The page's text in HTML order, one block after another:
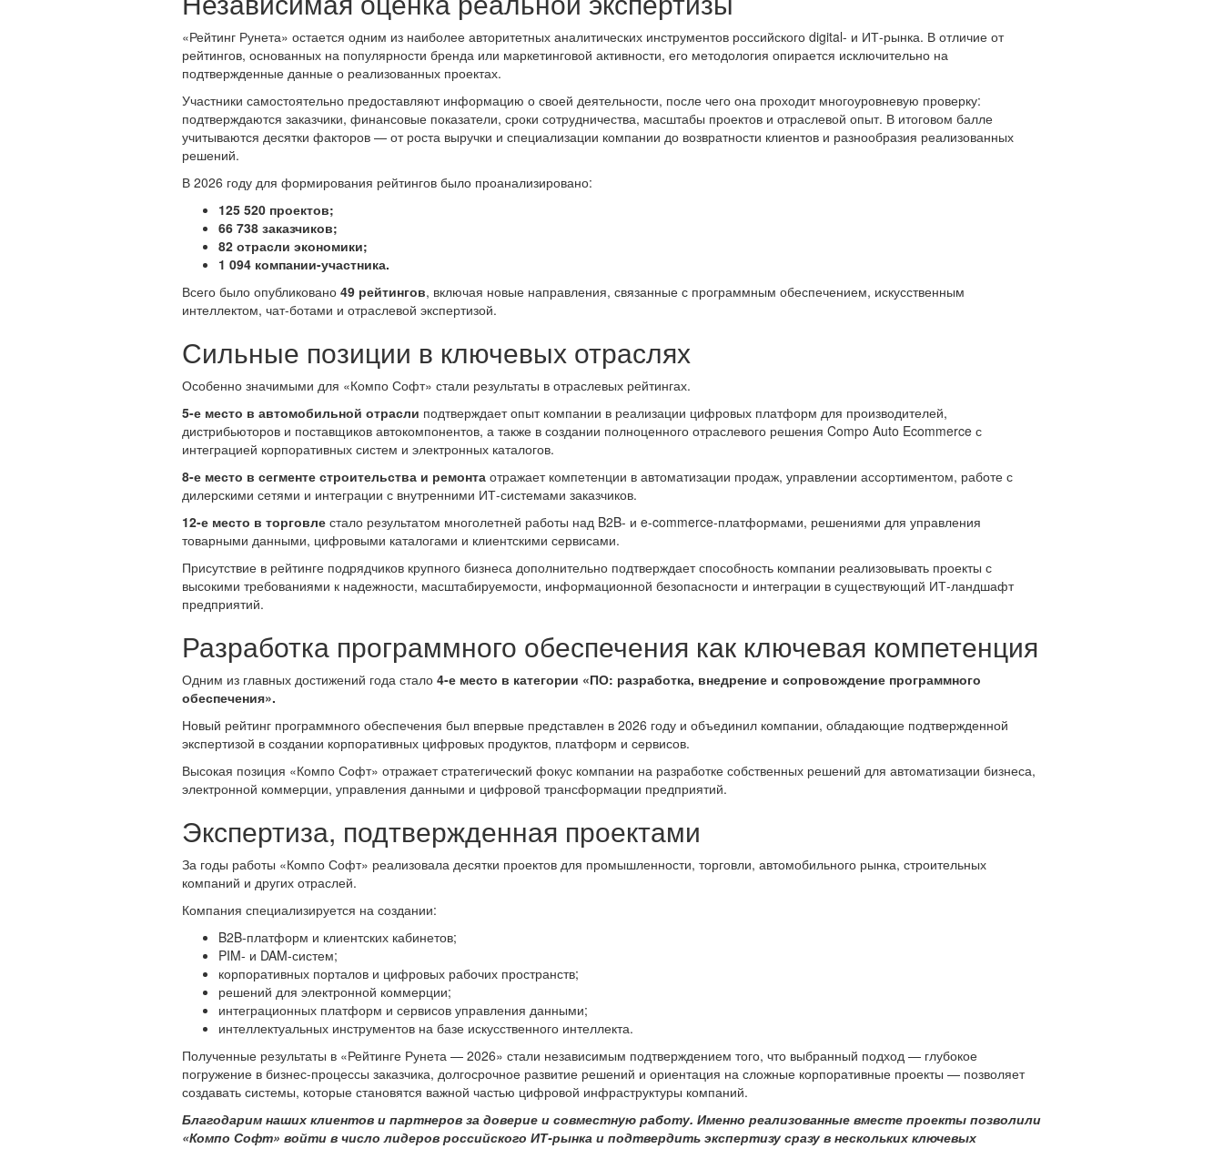
«Рейтинг Рунета» остается одним из наиболее авторитетных аналитических инструментов российского digital- и ИТ-рынка. В отличие от
рейтингов, основанных на популярности бренда или маркетинговой активности, его методология опирается исключительно на
подтвержденные данные о реализованных проектах.
Участники самостоятельно предоставляют информацию о своей деятельности, после чего она проходит многоуровневую проверку:
подтверждаются заказчики, финансовые показатели, сроки сотрудничества, масштабы проектов и отраслевой опыт. В итоговом балле
учитываются десятки факторов — от роста выручки и специализации компании до возвратности клиентов и разнообразия реализованных
решений.
В 2026 году для формирования рейтингов было проанализировано:
125 520 проектов;
66 738 заказчиков;
82 отрасли экономики;
1 094 компании-участника.
Всего было опубликовано49 рейтингов, включая новые направления, связанные с программным обеспечением, искусственным
интеллектом, чат-ботами и отраслевой экспертизой.
Сильные позиции в ключевых отраслях
Особенно значимыми для «Компо Софт» стали результаты в отраслевых рейтингах.
5-е место в автомобильной отрасли подтверждает опыт компании в реализации цифровых платформ для производителей,
дистрибьюторов и поставщиков автокомпонентов, а также в создании полноценного отраслевого решения Compo Auto Ecommerce с
интеграцией корпоративных систем и электронных каталогов.
8-е место в сегменте строительства и ремонта отражает компетенции в автоматизации продаж, управлении ассортиментом, работе с
дилерскими сетями и интеграции с внутренними ИТ-системами заказчиков.
12-е место в торговле стало результатом многолетней работы над B2B- и e-commerce-платформами, решениями для управления
товарными данными, цифровыми каталогами и клиентскими сервисами.
Присутствие в рейтинге подрядчиков крупного бизнеса дополнительно подтверждает способность компании реализовывать проекты с
высокими требованиями к надежности, масштабируемости, информационной безопасности и интеграции в существующий ИТ-ландшафт
предприятий.
Разработка программного обеспечения как ключевая компетенция
Одним из главных достижений года стало 4-е место в категории «ПО: разработка, внедрение и сопровождение программного
обеспечения».
Новый рейтинг программного обеспечения был впервые представлен в 2026 году и объединил компании, обладающие подтвержденной
экспертизой в создании корпоративных цифровых продуктов, платформ и сервисов.
Высокая позиция «Компо Софт» отражает стратегический фокус компании на разработке собственных решений для автоматизации бизнеса,
электронной коммерции, управления данными и цифровой трансформации предприятий.
Экспертиза, подтвержденная проектами
За годы работы «Компо Софт» реализовала десятки проектов для промышленности, торговли, автомобильного рынка, строительных
компаний и других отраслей.
Компания специализируется на создании:
B2B-платформ и клиентских кабинетов;
PIM- и DAM-систем;
корпоративных порталов и цифровых рабочих пространств;
решений для электронной коммерции;
интеграционных платформ и сервисов управления данными;
интеллектуальных инструментов на базе искусственного интеллекта.
Полученные результаты в «Рейтинге Рунета — 2026» стали независимым подтверждением того, что выбранный подход — глубокое
погружение в бизнес-процессы заказчика, долгосрочное развитие решений и ориентация на сложные корпоративные проекты — позволяет
создавать системы, которые становятся важной частью цифровой инфраструктуры компаний.
Благодарим наших клиентов и партнеров за доверие и совместную работу. Именно реализованные вместе проекты позволили
«Компо Софт» войти в число лидеров российского ИТ-рынка и подтвердить экспертизу сразу в нескольких ключевых